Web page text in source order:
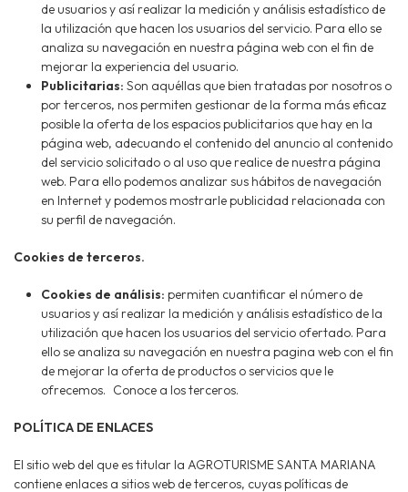
de usuarios y así realizar la medición y análisis estadístico de
la utilización que hacen los usuarios del servicio. Para ello se
analiza su navegación en nuestra página web con el fin de
mejorar la experiencia del usuario.
Publicitarias: Son aquéllas que bien tratadas por nosotros o
por terceros, nos permiten gestionar de la forma más eficaz
posible la oferta de los espacios publicitarios que hay en la
página web, adecuando el contenido del anuncio al contenido
del servicio solicitado o al uso que realice de nuestra página
web. Para ello podemos analizar sus hábitos de navegación
en Internet y podemos mostrarle publicidad relacionada con
su perfil de navegación.
Cookies de terceros.
Cookies de análisis: permiten cuantificar el número de
usuarios y así realizar la medición y análisis estadístico de la
utilización que hacen los usuarios del servicio ofertado. Para
ello se analiza su navegación en nuestra pagina web con el fin
de mejorar la oferta de productos o servicios que le
ofrecemos. Conoce a los terceros.
POLÍTICA DE ENLACES
El sitio web del que es titular la AGROTURISME SANTA MARIANA
contiene enlaces a sitios web de terceros, cuyas políticas de